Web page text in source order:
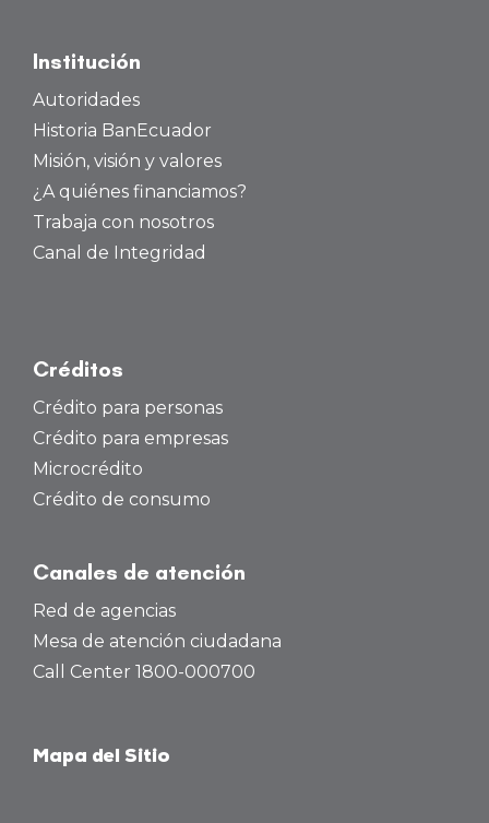
Institución
Autoridades
Historia BanEcuador
Misión, visión y valores
¿A quiénes financiamos?
Trabaja con nosotros
Canal de Integridad
Créditos
Crédito para personas
Crédito para empresas
Microcrédito
Crédito de consumo
Canales de atención
Red de agencias
Mesa de atención ciudadana
Call Center 1800-000700
Mapa del Sitio